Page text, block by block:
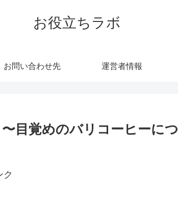
お役立ちラボ
お問い合わせ先 運営者情報
目覚めのバリコーヒーにつ
ク